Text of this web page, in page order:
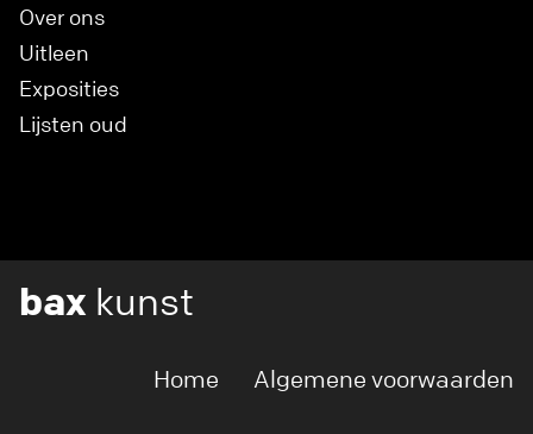
Over ons
Uitleen
Exposities
Lijsten oud
bax kunst
Home Algemene voorwaarden